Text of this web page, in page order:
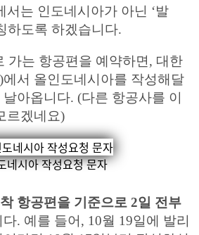
서는 인도네시아가 아닌 ‘발
하도록 하겠습니다.
가는 항공편을 예약하면, 대한
에서 올인도네시아를 작성해달
아옵니다. (다른 항공사를 이
르겠네요)
작성요청 문자
항공편을 기준으로 2일 전부
다. 예를 들어, 10월 19일에 발리